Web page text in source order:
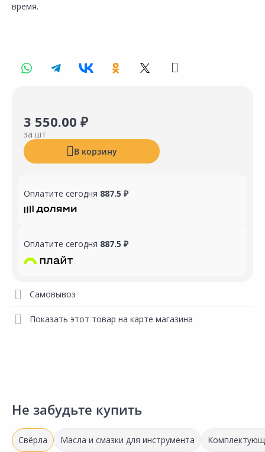
время.
3 550.00 ₽
за шт
В корзину
Оплатите сегодня 887.5 ₽
Оплатите сегодня 887.5 ₽
Самовывоз
Показать этот товар на карте магазина
Не забудьте купить
Свёрла Масла и смазки для инструмента